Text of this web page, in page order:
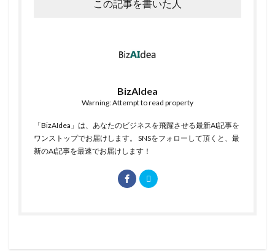
この記事を書いた人
BizAIdea
Warning: Attempt to read property
「BizAIdea」は、あなたのビジネスを飛躍させる最新AI記事を
ワンストップでお届けします。 SNSをフォローして頂くと、最
新のAI記事を最速でお届けします！